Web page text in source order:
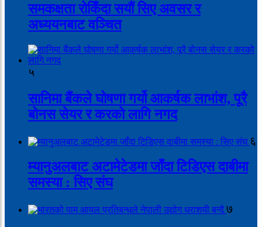
समकक्षता रोकिँदा सयौं सिए अवसर र
अध्ययनबाट वञ्चित
५
सानिमा बैंकले घोषणा गर्यो आकर्षक लाभांश, पूरै
बोनस सेयर र करको लागि नगद
६
म्यानुअलबाट अटामेटेडमा जाँदा टिडिएस दाबीमा
समस्या : सिए संघ
७